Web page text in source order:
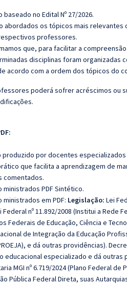
baseado no Edital Nº 27/2026.
abordados os tópicos mais
professores.
que, para facilitar a
disciplinas foram organizadas
acordo com a ordem dos tópicos do
poderá sofrer acréscimos ou
produzido por docentes
que facilita a aprendizagem de
comentados.
ministrados PDF Sintético.
ministrados em PDF: Legislação: Lei
Federal nº 11.892/2008 (Institui a Rede
Federais de Educação, Ciência e
de Integração da Educação
e dá outras providências).
educacional especializado e dá outras
MGI nº 6.719/2024 (Plano Federal
Pública Federal Direta, suas